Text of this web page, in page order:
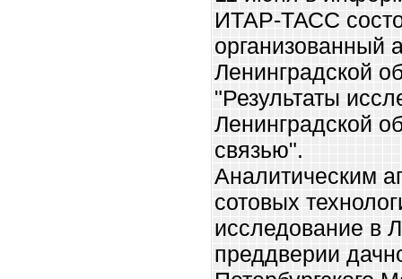
ИТАР-ТАСС
организованный
Ленинградской
"Результаты
Ленинградской
связью".
Аналитическим
сотовых
исследование в
преддверии